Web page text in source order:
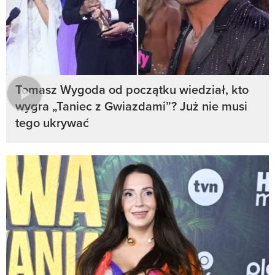
Tomasz Wygoda od początku wiedział, kto
wygra „Taniec z Gwiazdami”? Już nie musi
tego ukrywać